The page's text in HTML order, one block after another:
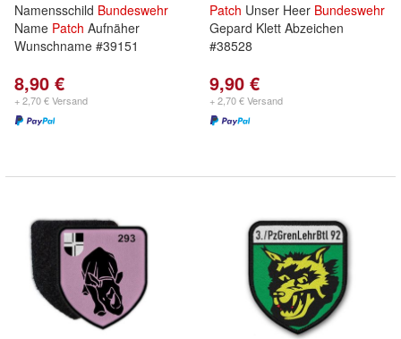
Namensschild Bundeswehr
Name Patch Aufnäher
Wunschname #39151
8,90 €
+ 2,70 € Versand
Patch Unser Heer Bundeswehr
Gepard Klett Abzeichen
#38528
9,90 €
+ 2,70 € Versand